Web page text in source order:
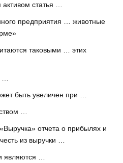
статья …
предприятия … животные
таковыми … этих
…
быть увеличен при …
…
отчета о прибылях и
из выручки …
являются …